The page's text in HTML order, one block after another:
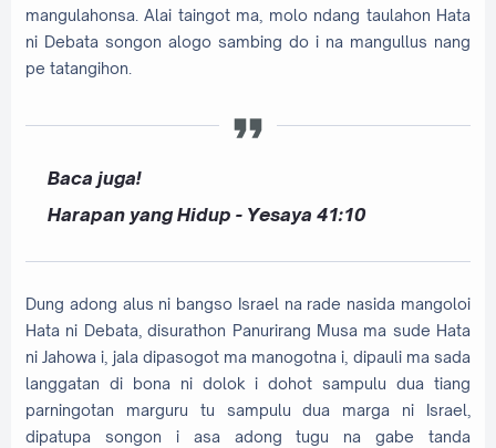
mangulahonsa. Alai taingot ma, molo ndang taulahon Hata
ni Debata songon alogo sambing do i na mangullus nang
pe tatangihon.
Baca juga!
Harapan yang Hidup - Yesaya 41:10
Dung adong alus ni bangso Israel na rade nasida mangoloi
Hata ni Debata, disurathon Panurirang Musa ma sude Hata
ni Jahowa i, jala dipasogot ma manogotna i, dipauli ma sada
langgatan di bona ni dolok i dohot sampulu dua tiang
parningotan marguru tu sampulu dua marga ni Israel,
dipatupa songon i asa adong tugu na gabe tanda